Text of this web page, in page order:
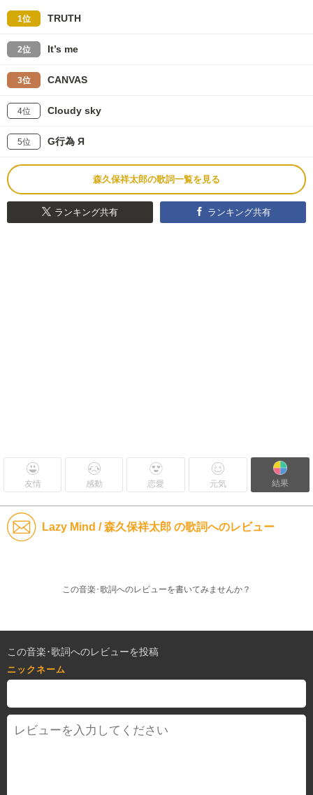
1位 TRUTH
2位 It’s me
3位 CANVAS
4位 Cloudy sky
5位 G行為 Я
森久保祥太郎の歌詞一覧を見る
ランキング共有 ランキング共有
友情 感動 恋愛 元気 結果
Lazy Mind / 森久保祥太郎 の歌詞へのレビュー
この音楽･歌詞へのレビューを書いてみませんか？
この音楽･歌詞へのレビューを投稿
ニックネーム